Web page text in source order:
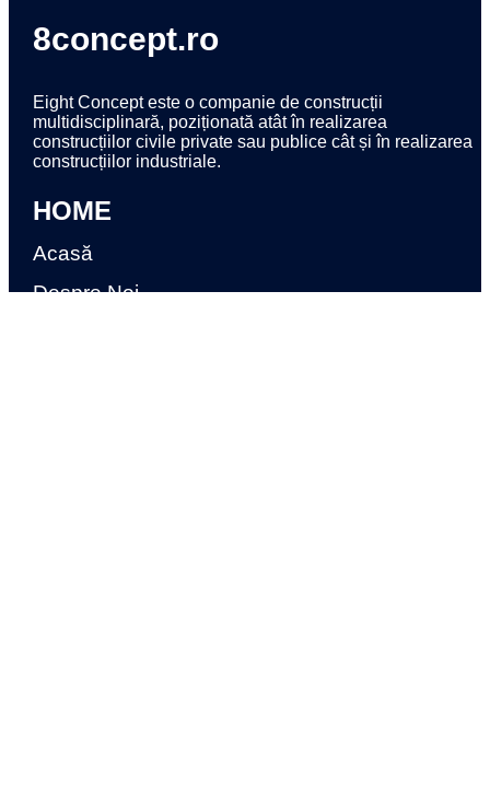
8concept.ro
Eight Concept este o companie de construcții
multidisciplinară, poziționată atât în realizarea
construcțiilor civile private sau publice cât și în realizarea
construcțiilor industriale.
HOME
Acasă
Despre Noi